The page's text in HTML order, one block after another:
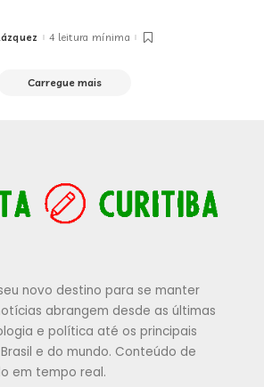
4 leitura mínima
Carregue mais
novo destino para se manter
abrangem desde as últimas
e política até os principais
e do mundo. Conteúdo de
em tempo real.